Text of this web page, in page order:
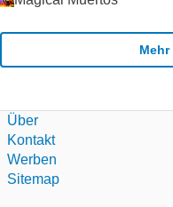
Über
Kontakt
Werben
Sitemap